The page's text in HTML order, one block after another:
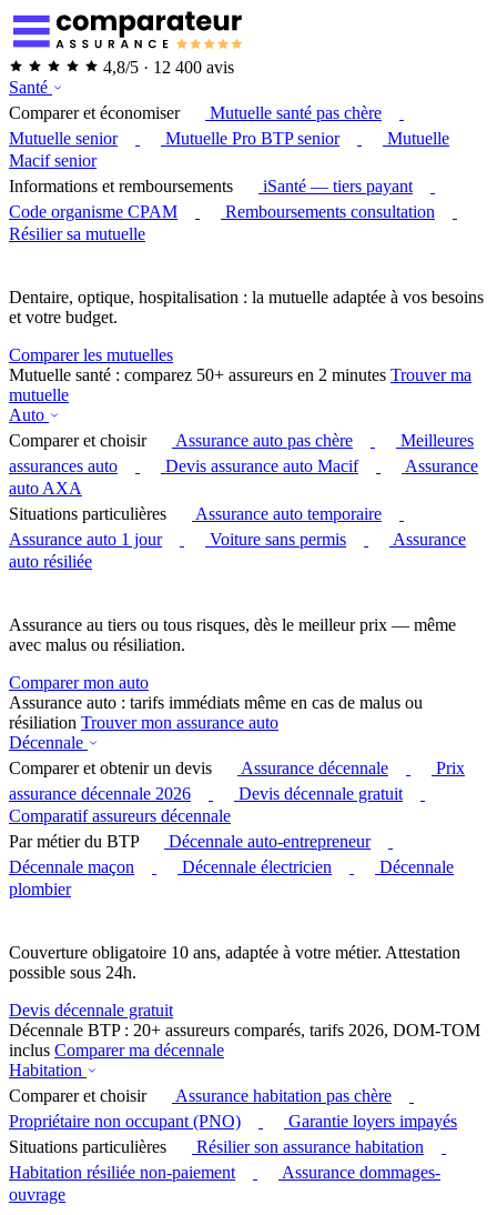
4,8/5 · 12 400 avis
Santé
Comparer et économiser
Mutuelle santé pas chère
Mutuelle senior
Mutuelle Pro BTP senior
Mutuelle
Macif senior
Informations et remboursements
iSanté — tiers payant
Code organisme CPAM
Remboursements consultation
Résilier sa mutuelle
Dentaire, optique, hospitalisation : la mutuelle adaptée à vos besoins
et votre budget.
Comparer les mutuelles
Mutuelle santé : comparez 50+ assureurs en 2 minutes Trouver ma
mutuelle
Auto
Comparer et choisir
Assurance auto pas chère
Meilleures
assurances auto
Devis assurance auto Macif
Assurance
auto AXA
Situations particulières
Assurance auto temporaire
Assurance auto 1 jour
Voiture sans permis
Assurance
auto résiliée
Assurance au tiers ou tous risques, dès le meilleur prix — même
avec malus ou résiliation.
Comparer mon auto
Assurance auto : tarifs immédiats même en cas de malus ou
résiliation Trouver mon assurance auto
Décennale
Comparer et obtenir un devis
Assurance décennale
Prix
assurance décennale 2026
Devis décennale gratuit
Comparatif assureurs décennale
Par métier du BTP
Décennale auto-entrepreneur
Décennale maçon
Décennale électricien
Décennale
plombier
Couverture obligatoire 10 ans, adaptée à votre métier. Attestation
possible sous 24h.
Devis décennale gratuit
Décennale BTP : 20+ assureurs comparés, tarifs 2026, DOM-TOM
inclus Comparer ma décennale
Habitation
Comparer et choisir
Assurance habitation pas chère
Propriétaire non occupant (PNO)
Garantie loyers impayés
Situations particulières
Résilier son assurance habitation
Habitation résiliée non-paiement
Assurance dommages-
ouvrage